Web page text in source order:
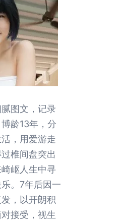
图文，记录
龄13年，分
，用爱游走
椎间盘突出
岖人生中寻
。7年后因一
，以开朗积
接受，视生